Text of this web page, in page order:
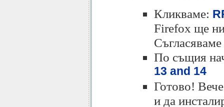
Кликваме:
Firefox ще ни
Съгласяваме
По същия
13 and 14
Готово!
и да